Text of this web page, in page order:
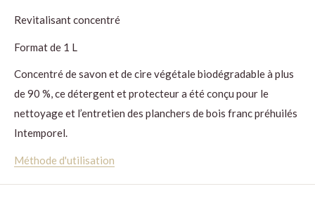
Revitalisant concentré
Format de 1 L
Concentré de savon et de cire végétale biodégradable à plus
de 90 %, ce détergent et protecteur a été conçu pour le
nettoyage et l’entretien des planchers de bois franc préhuilés
Intemporel.
Méthode d'utilisation